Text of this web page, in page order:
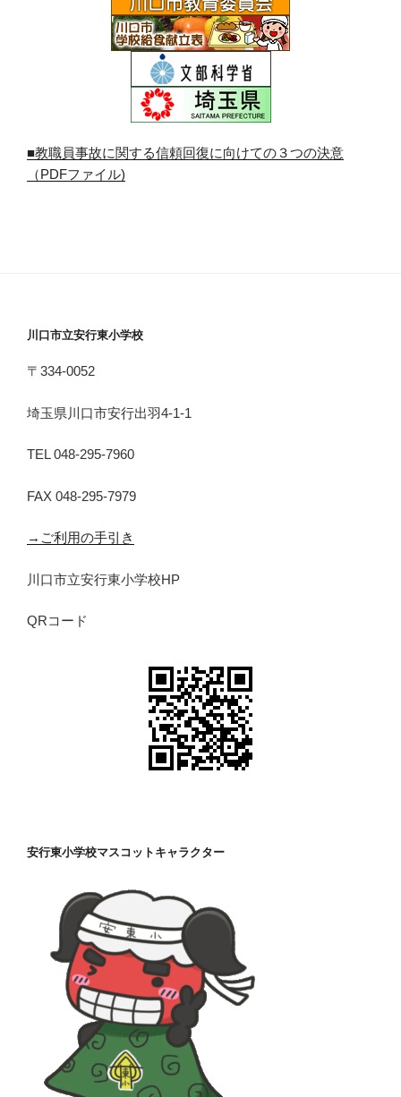
■教職員事故に関する信頼回復に向けての３つの決意
（PDFファイル)
川口市立安行東小学校
〒334-0052
埼玉県川口市安行出羽4-1-1
TEL 048-295-7960
FAX 048-295-7979
→ご利用の手引き
川口市立安行東小学校HP
QRコード
安行東小学校マスコットキャラクター